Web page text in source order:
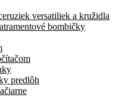
versatiliek a kružidla
bombičky
predlôh